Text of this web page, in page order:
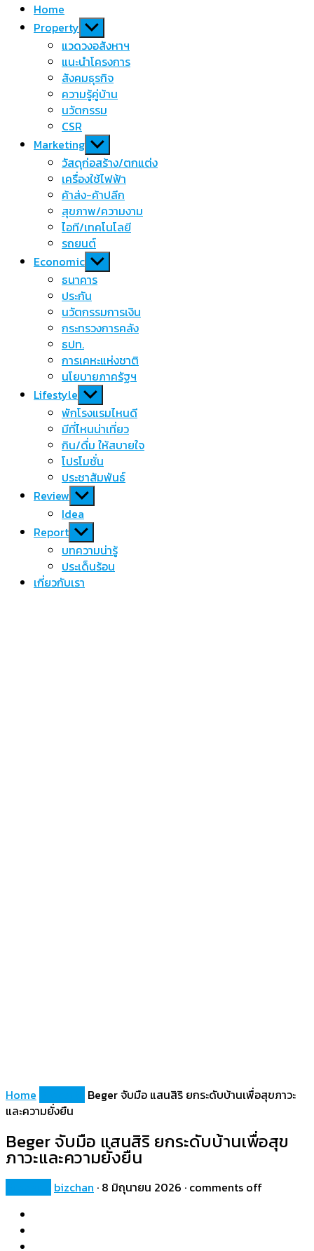
Home
Property Show
sub
menu
แวดวงอสังหาฯ
แนะนำโครงการ
สังคมธุรกิจ
ความรู้คู่บ้าน
นวัตกรรม
CSR
Marketing Show
sub
menu
วัสดุก่อสร้าง/ตกแต่ง
เครื่องใช้ไฟฟ้า
ค้าส่ง-ค้าปลีก
สุขภาพ/ความงาม
ไอที/เทคโนโลยี
รถยนต์
Economic Show
sub
menu
ธนาคาร
ประกัน
นวัตกรรมการเงิน
กระทรวงการคลัง
ธปท.
การเคหะแห่งชาติ
นโยบายภาครัฐฯ
Lifestyle Show
sub
menu
พักโรงแรมไหนดี
มีที่ไหนน่าเที่ยว
กิน/ดื่ม ให้สบายใจ
โปรโมชั่น
ประชาสัมพันธ์
Review Show
sub
menu
Idea
Report Show
sub
menu
บทความน่ารู้
ประเด็นร้อน
เกี่ยวกับเรา
Home
Beger จับมือ แสนสิริ ยกระดับบ้านเพื่อสุขภาวะ
และความยั่งยืน
Beger จับมือ แสนสิริ ยกระดับบ้านเพื่อสุข
ภาวะและความยั่งยืน
bizchan · 8 มิถุนายน 2026 · comments off